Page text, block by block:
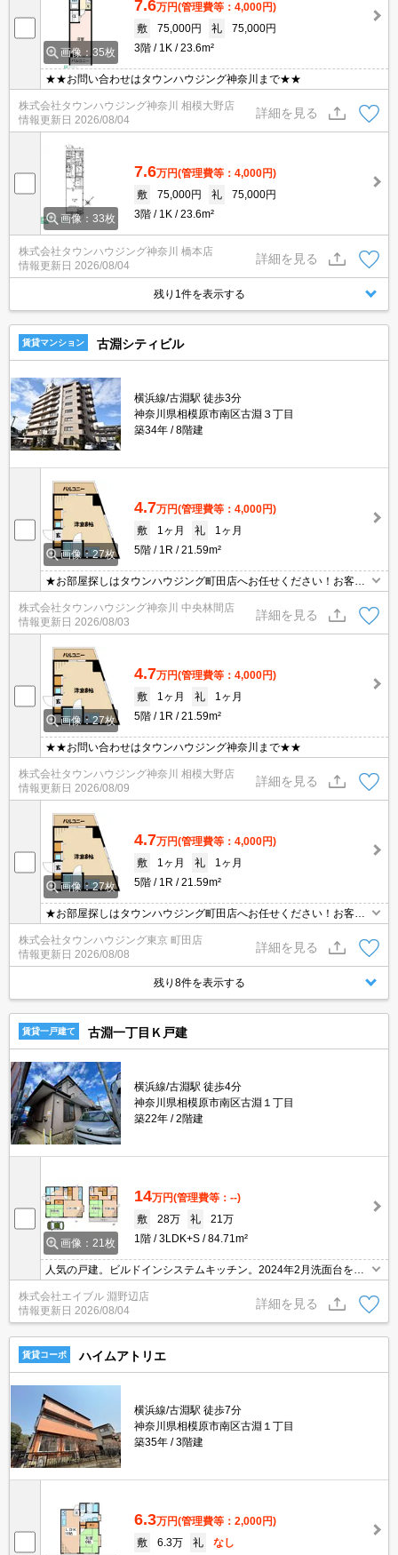
画像：35枚
7.6万円(管理費等：4,000円)
敷
75,000円 礼
75,000円
3階
1K 23.6m²
★★お問い合わせはタウンハウジング神奈川まで★★
株式会社タウンハウジング神奈川 相模大野店
情報更新日 2026/08/04
詳細を見る
画像：33枚
7.6万円(管理費等：4,000円)
敷
75,000円 礼
75,000円
3階
1K 23.6m²
株式会社タウンハウジング神奈川 橋本店
情報更新日 2026/08/04
詳細を見る
残り1件を表示する
賃貸マンション 古淵シティビル
横浜線/古淵駅 徒歩3分
神奈川県相模原市南区古淵３丁目
築34年
8階建
画像：27枚
4.7万円(管理費等：4,000円)
敷
1ヶ月 礼
1ヶ月
5階
1R 21.59m²
★お部屋探しはタウンハウジング町田店へお任せください！お客様
のご条件にピッタリなお部屋をご紹介可能です！！お引越しのプロ
が精一杯お手伝いさせていただきます！！★
株式会社タウンハウジング神奈川 中央林間店
情報更新日 2026/08/03
詳細を見る
画像：27枚
4.7万円(管理費等：4,000円)
敷
1ヶ月 礼
1ヶ月
5階
1R 21.59m²
★★お問い合わせはタウンハウジング神奈川まで★★
株式会社タウンハウジング神奈川 相模大野店
情報更新日 2026/08/09
詳細を見る
画像：27枚
4.7万円(管理費等：4,000円)
敷
1ヶ月 礼
1ヶ月
5階
1R 21.59m²
★お部屋探しはタウンハウジング町田店へお任せください！お客様
のご条件にピッタリなお部屋をご紹介可能です！！お引越しのプロ
が精一杯お手伝いさせていただきます！！★
株式会社タウンハウジング東京 町田店
情報更新日 2026/08/08
詳細を見る
残り8件を表示する
賃貸一戸建て 古淵一丁目Ｋ戸建
横浜線/古淵駅 徒歩4分
神奈川県相模原市南区古淵１丁目
築22年
2階建
画像：21枚
14万円(管理費等：--)
敷
28万 礼
21万
1階
3LDK+S 84.71m²
人気の戸建。ビルドインシステムキッチン。2024年2月洗面台をシ
ャワー付洗面化粧台へ交換済み。エアコン2基付き。駐車場1台分無
料。引越指定業者あり。畳表替、障子・襖の張替、室内清掃費実
費。
株式会社エイブル 淵野辺店
情報更新日 2026/08/04
詳細を見る
賃貸コーポ ハイムアトリエ
横浜線/古淵駅 徒歩7分
神奈川県相模原市南区古淵１丁目
築35年
3階建
6.3万円(管理費等：2,000円)
敷
6.3万 礼
なし